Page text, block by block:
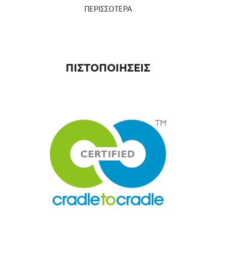
ΠΕΡΙΣΣΟΤΕΡΑ
ΠΙΣΤΟΠΟΙΗΣΕΙΣ